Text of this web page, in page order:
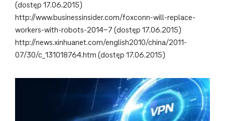
(dostęp 17.06.2015)
http://www.businessinsider.com/foxconn-will-replace-
workers-with-robots-2014-7 (dostęp 17.06.2015)
http://news.xinhuanet.com/english2010/china/2011-
07/30/c_131018764.htm (dostęp 17.06.2015)